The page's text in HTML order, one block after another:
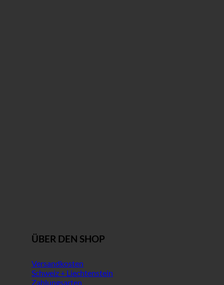
ÜBER DEN SHOP
Versandkosten
Schweiz + Liechtenstein
Zahlungsarten